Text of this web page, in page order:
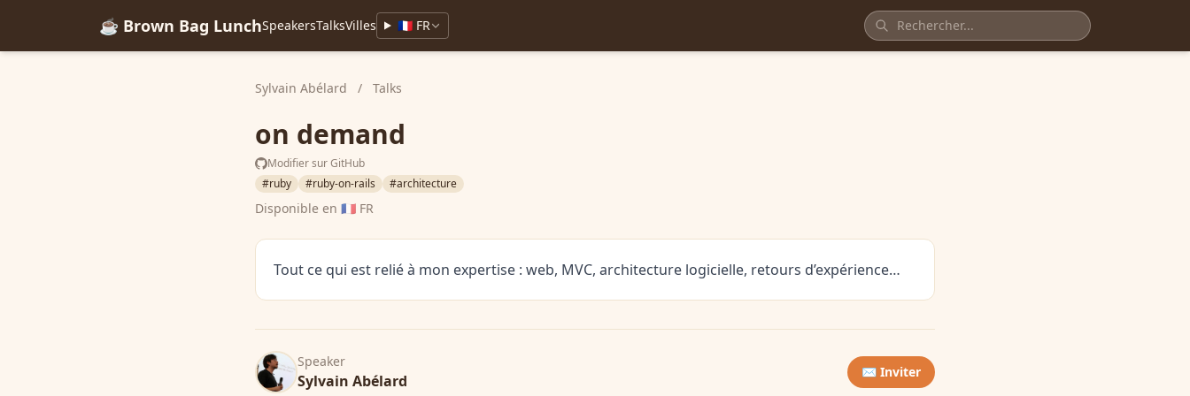
☕ Brown Bag LunchSpeakersTalksVilles 🇫🇷 FR
Sylvain Abélard / Talks
on demand
Modifier sur GitHub
#ruby
#ruby-on-rails #architecture
Disponible en 🇫🇷 FR
Tout ce qui est relié à mon expertise : web, MVC, architecture logicielle, retours d’expérience…
Speaker
Sylvain Abélard ✉️ Inviter